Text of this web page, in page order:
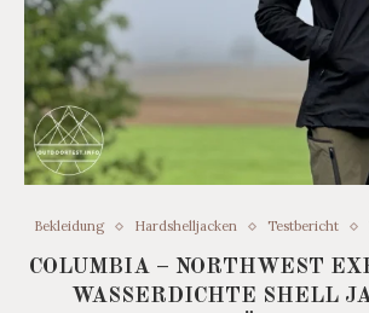
Bekleidung Hardshelljacken Testbericht
COLUMBIA – NORTHWEST
WASSERDICHTE SHELL